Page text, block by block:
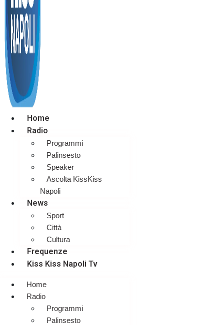
Home
Radio
Programmi
Palinsesto
Speaker
Ascolta KissKiss
Napoli
News
Sport
Città
Cultura
Frequenze
Kiss Kiss Napoli Tv
Home
Radio
Programmi
Palinsesto